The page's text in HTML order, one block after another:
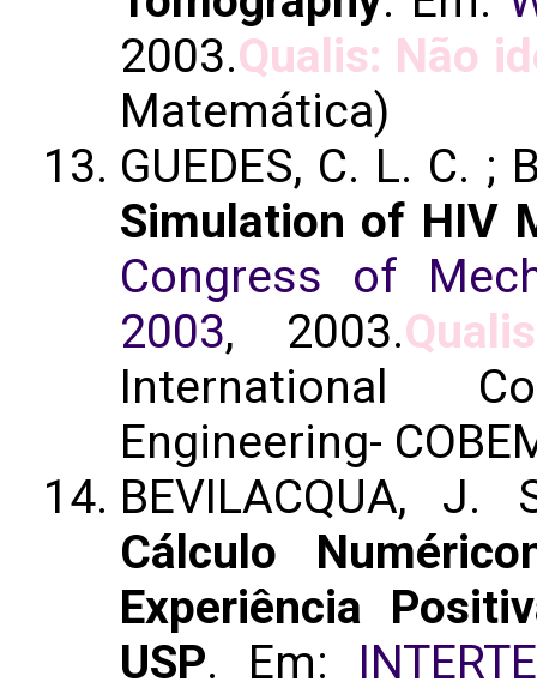
2003.Qualis: Não
Matemática)
GUEDES, C. L. C. ;
Simulation of HIV
Congress of
2003, 2003.
International
Engineering-
BEVILACQUA,
Cálculo
Experiência
USP. Em: